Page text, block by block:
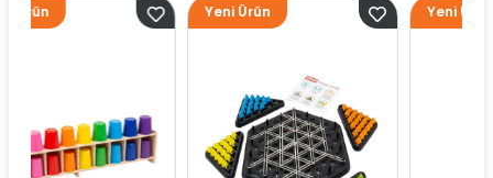
Yeni Ürün Yeni Ürün